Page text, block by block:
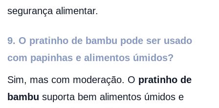
segurança alimentar.
9. O pratinho de bambu pode ser usado
com papinhas e alimentos úmidos?
Sim, mas com moderação. O pratinho de
bambu suporta bem alimentos úmidos e